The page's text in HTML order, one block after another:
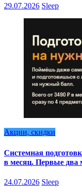
29.07.2026 Sleep
Акции, скидки
Системная
в месяц. Первые два
24.07.2026 Sleep